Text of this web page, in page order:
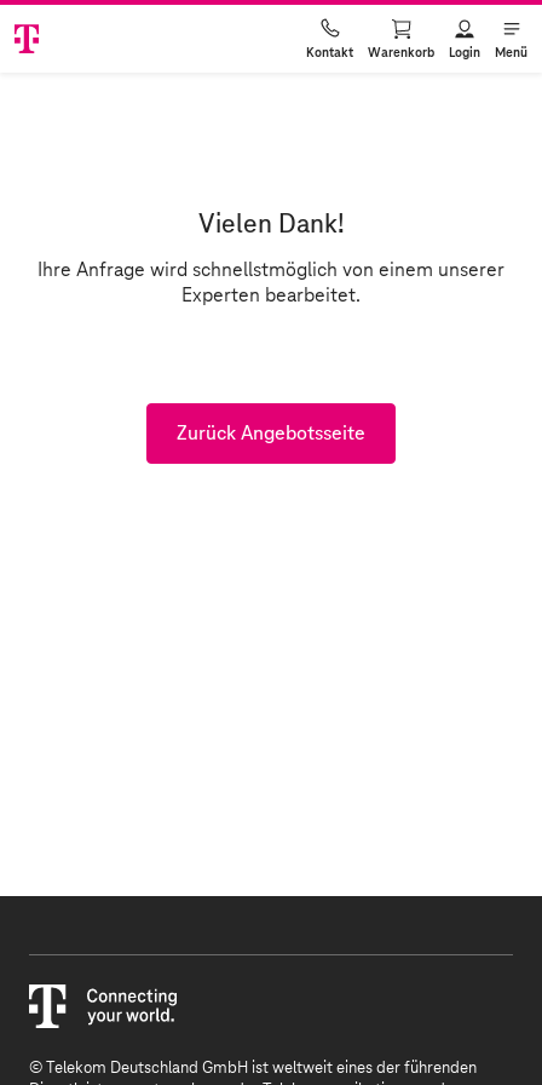
Kontakt Warenkorb Login Menü
Vielen Dank!
Ihre Anfrage wird schnellstmöglich von einem unserer
Experten bearbeitet.
Zurück Angebotsseite
© Telekom Deutschland GmbH ist weltweit eines der führenden